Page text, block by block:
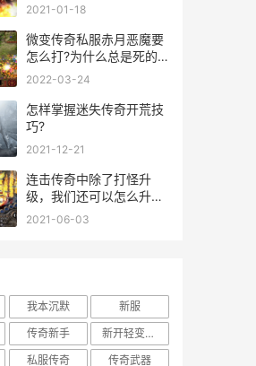
2021-01-18
微变传奇私服赤月恶魔要
怎么打?为什么总是死的
那么快?
2022-03-24
怎样掌握迷失传奇开荒技
巧?
2021-12-21
连击传奇中除了打怪升
级，我们还可以怎么升
级?
2021-06-03
我本沉默
新服
传奇新手
新开轻变传奇SF
私服传奇
传奇武器